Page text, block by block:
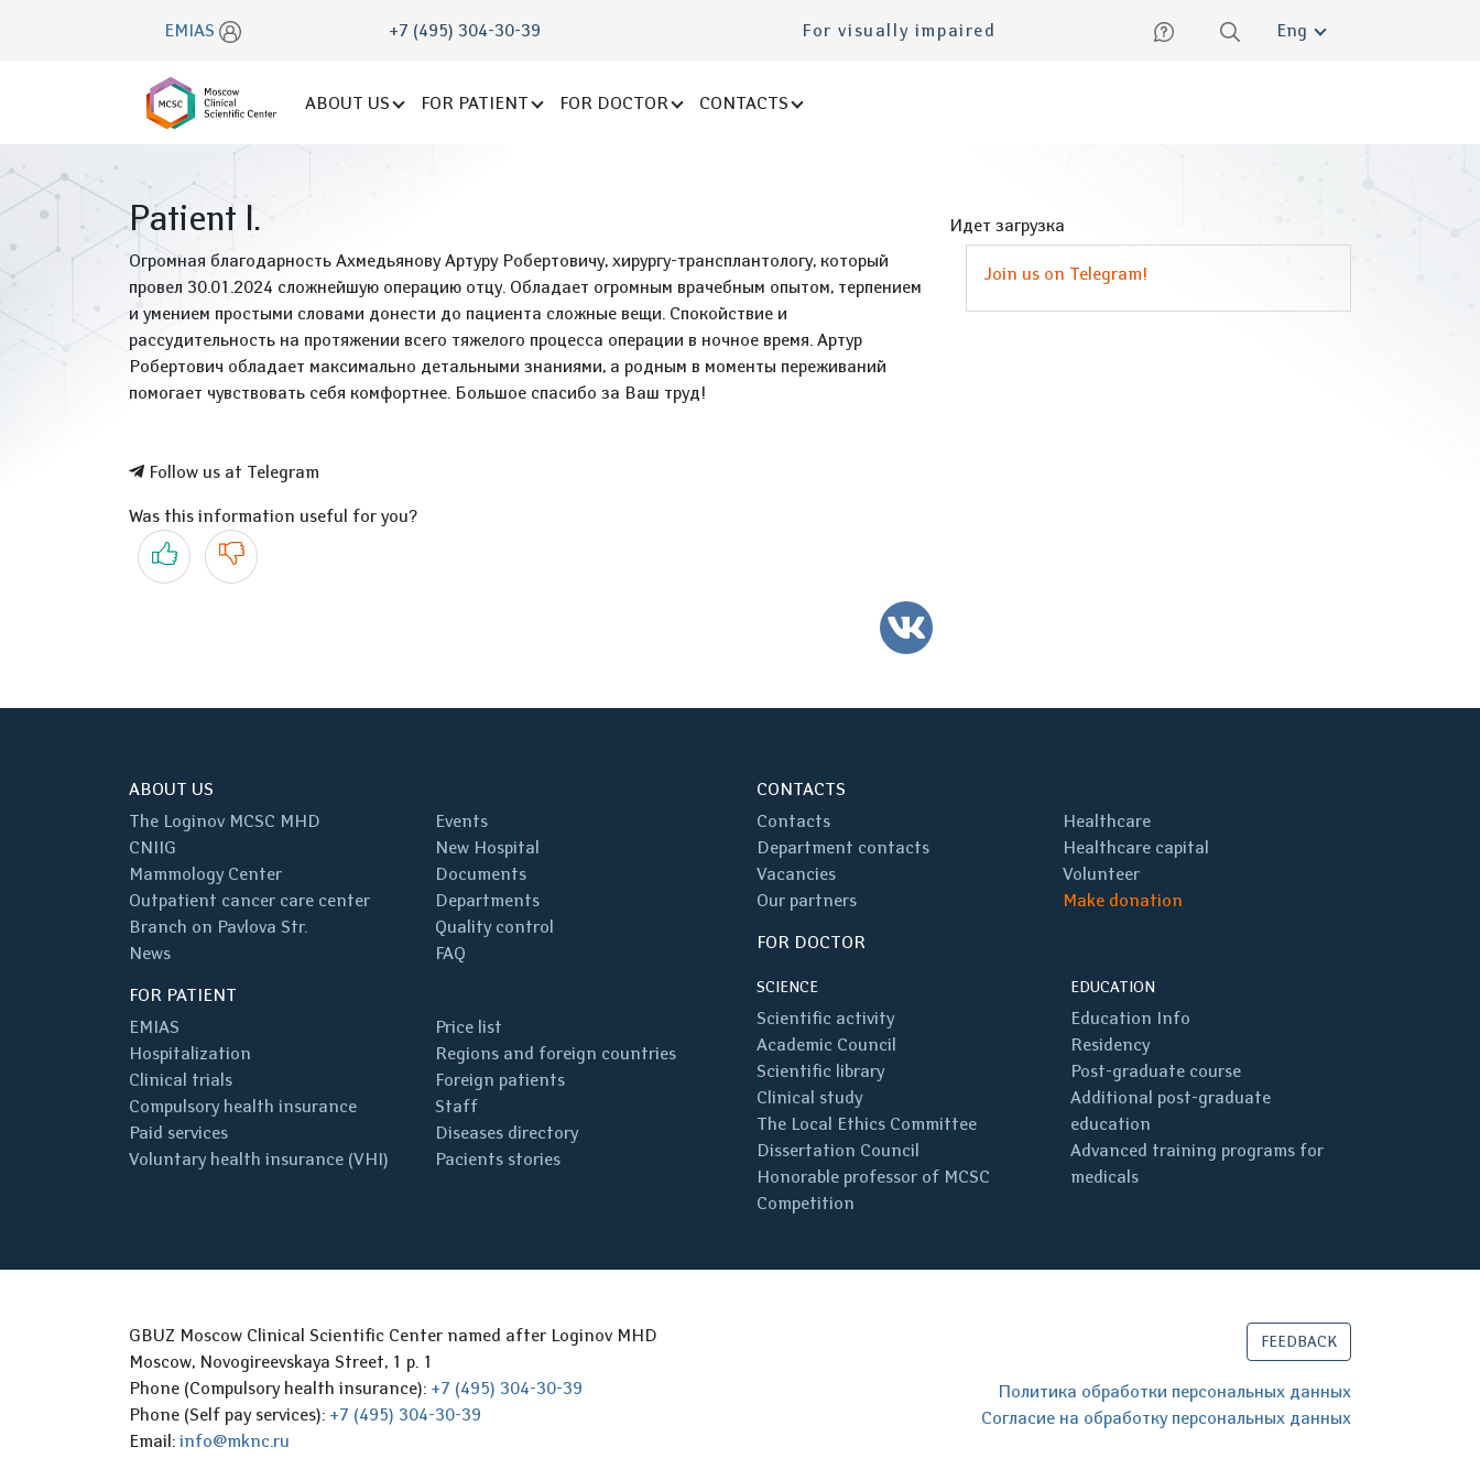
EMIAS +7 (495) 304-30-39 For visually impaired English
ABOUT US FOR PATIENT FOR DOCTOR CONTACTS
Patient I.
Огромная благодарность Ахмедьянову Артуру Робертовичу, хирургу-трансплантологу, который
провел 30.01.2024 сложнейшую операцию отцу. Обладает огромным врачебным опытом, терпением
и умением простыми словами донести до пациента сложные вещи. Спокойствие и
рассудительность на протяжении всего тяжелого процесса операции в ночное время. Артур
Робертович обладает максимально детальными знаниями, а родным в моменты переживаний
помогает чувствовать себя комфортнее. Большое спасибо за Ваш труд!
Follow us at Telegram
Was this information useful for you?
Yes No
VK
Идет загрузка
Join us on Telegram!
ABOUT US
The Loginov MCSC MHD
CNIIG
Mammology Center
Outpatient cancer care center
Branch on Pavlova Str.
News
Events
New Hospital
Documents
Departments
Quality control
FAQ
FOR PATIENT
EMIAS
Hospitalization
Clinical trials
Compulsory health insurance
Paid services
Voluntary health insurance (VHI)
Price list
Regions and foreign countries
Foreign patients
Staff
Diseases directory
Pacients stories
CONTACTS
Contacts
Department contacts
Vacancies
Our partners
Healthcare
Healthcare capital
Volunteer
Make donation
FOR DOCTOR
SCIENCE
Scientific activity
Academic Council
Scientific library
Clinical study
The Local Ethics Committee
Dissertation Council
Honorable professor of MCSC
Competition
EDUCATION
Education Info
Residency
Post-graduate course
Additional post-graduate
education
Advanced training programs for
medicals
GBUZ Moscow Clinical Scientific Center named after Loginov MHD
Moscow, Novogireevskaya Street, 1 p. 1
Phone (Compulsory health insurance): +7 (495) 304-30-39
Phone (Self pay services): +7 (495) 304-30-39
Email: info@mknc.ru
FEEDBACK
Политика обработки персональных данных
Согласие на обработку персональных данных